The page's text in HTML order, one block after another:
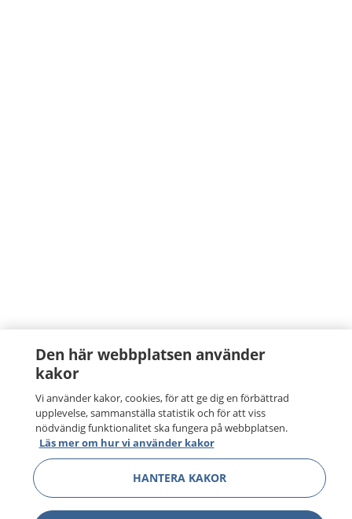
1177–tryggt om din hälsa och vård
Den här webbplatsen använder
kakor
Vi använder kakor, cookies, för att ge dig en förbättrad
upplevelse, sammanställa statistik och för att viss
nödvändig funktionalitet ska fungera på webbplatsen.
Läs mer om hur vi använder kakor
HANTERA KAKOR